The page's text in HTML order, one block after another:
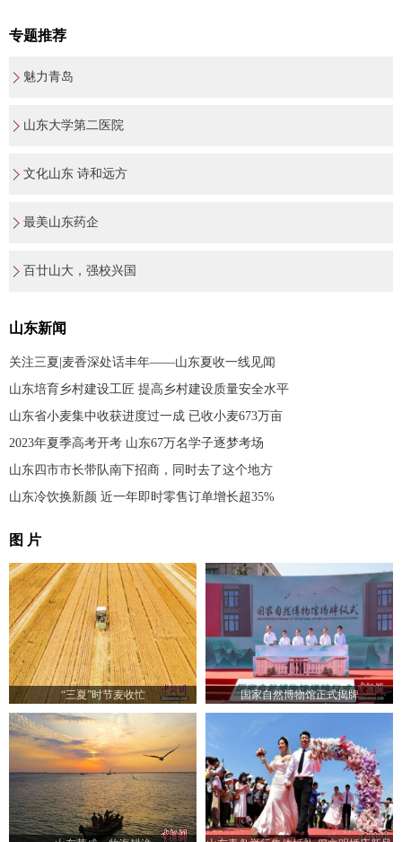
专题推荐
魅力青岛
山东大学第二医院
文化山东 诗和远方
最美山东药企
百廿山大，强校兴国
山东新闻
关注三夏|麦香深处话丰年——山东夏收一线见闻
山东培育乡村建设工匠 提高乡村建设质量安全水平
山东省小麦集中收获进度过一成 已收小麦673万亩
2023年夏季高考开考 山东67万名学子逐梦考场
山东四市市长带队南下招商，同时去了这个地方
山东冷饮换新颜 近一年即时零售订单增长超35%
图 片
“三夏”时节麦收忙 国家自然博物馆正式揭牌